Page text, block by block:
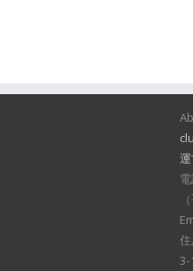
3-